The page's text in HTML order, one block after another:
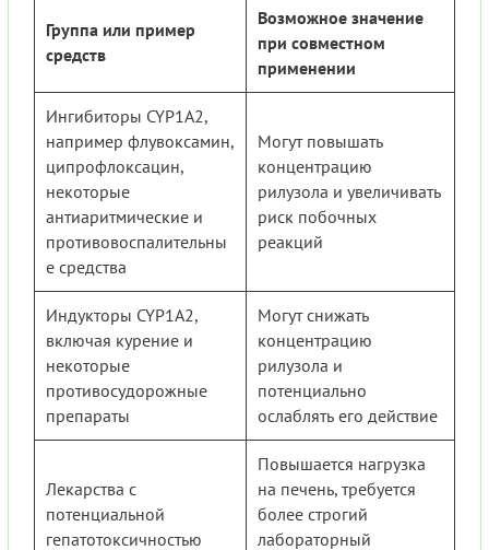
Группа или пример
средств
Возможное значение
при совместном
применении
Ингибиторы CYP1A2,
например флувоксамин,
ципрофлоксацин,
некоторые
антиаритмические и
противовоспалительны
е средства
Могут повышать
концентрацию
рилузола и увеличивать
риск побочных
реакций
Индукторы CYP1A2,
включая курение и
некоторые
противосудорожные
препараты
Могут снижать
концентрацию
рилузола и
потенциально
ослаблять его действие
Лекарства с
потенциальной
гепатотоксичностью
Повышается нагрузка
на печень, требуется
более строгий
лабораторный